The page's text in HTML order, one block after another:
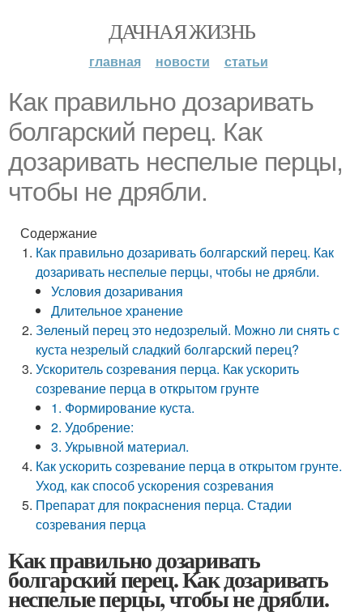
ДАЧНАЯ ЖИЗНЬ
главная новости статьи
Как правильно дозаривать
болгарский перец. Как
дозаривать неспелые перцы,
чтобы не дрябли.
Содержание
Как правильно дозаривать болгарский перец. Как
дозаривать неспелые перцы, чтобы не дрябли.
Условия дозаривания
Длительное хранение
Зеленый перец это недозрелый. Можно ли снять с
куста незрелый сладкий болгарский перец?
Ускоритель созревания перца. Как ускорить
созревание перца в открытом грунте
1. Формирование куста.
2. Удобрение:
3. Укрывной материал.
Как ускорить созревание перца в открытом грунте.
Уход, как способ ускорения созревания
Препарат для покраснения перца. Стадии
созревания перца
Как правильно дозаривать
болгарский перец. Как дозаривать
неспелые перцы, чтобы не дрябли.